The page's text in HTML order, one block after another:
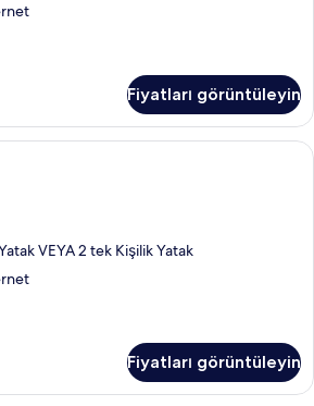
Fiyatları görüntüleyin
Ses yalıtımı, ücretsiz kablosuz
VEYA 2 tek Kişilik Yatak
Fiyatları görüntüleyin